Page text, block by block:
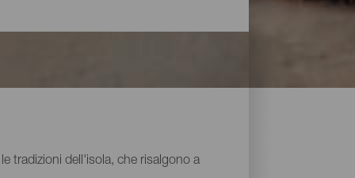
tradizioni dell'isola, che risalgono a